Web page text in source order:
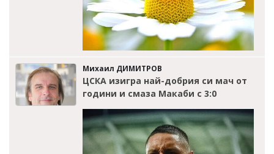
Михаил ДИМИТРОВ
ЦСКА изигра най-добрия си мач от
години и смаза Макаби с 3:0